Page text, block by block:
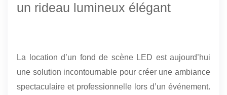
un rideau lumineux élégant
La location d’un fond de scène LED est aujourd’hui
une solution incontournable pour créer une ambiance
spectaculaire et professionnelle lors d’un événement.